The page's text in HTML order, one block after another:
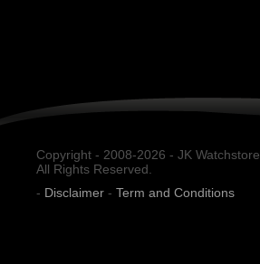
Copyright - 2008-2026 - JK Watchstore.
All Rights Reserved.
- Disclaimer - Term and Conditions